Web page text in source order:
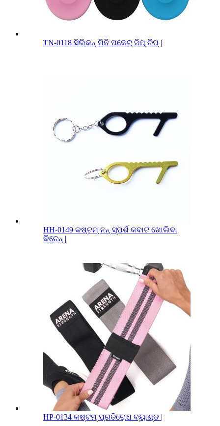
TN-0118 ସିଲିକନ୍ ମିନି ପକେଟ୍ ଜିପ୍ ଚିପ୍ |
HH-0149 କଷ୍ଟମ୍ ନନ୍ ସ୍ପର୍ଶ କବାଟ ଖୋଲିବା
କିଚେନ୍ |
HP-0134 କଷ୍ଟମ୍ ପ୍ରତିରୋଧ ବ୍ୟାଣ୍ଡ |